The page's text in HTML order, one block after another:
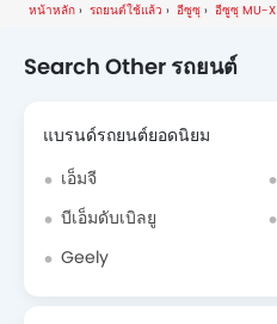
หน้าหลัก รถยนต์ใช้แล้ว อีซูซุ อีซูซุ MU-X
Search Other รถยนต์
แบรนด์รถยนต์ยอดนิยม
เอ็มจี
บีเอ็มดับเบิลยู
Geely